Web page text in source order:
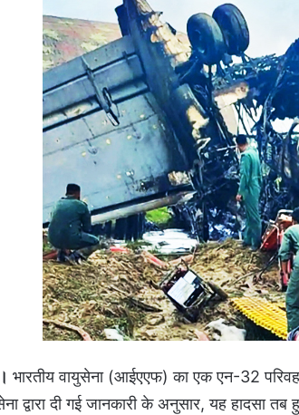
भारतीय वायुसेना (आईएएफ) का एक एन-32
द्वारा दी गई जानकारी के अनुसार, यह